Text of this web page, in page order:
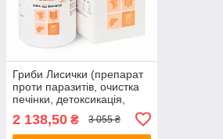
Гриби Лисички (препарат
проти паразитів, очистка
печінки, детоксикація,
схуднення)
2 138,50 ₴ 3 055 ₴